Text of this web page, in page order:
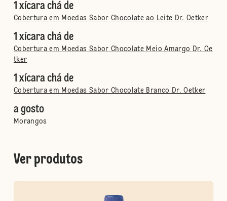
1 xícara chá de
Cobertura em Moedas Sabor Chocolate ao Leite Dr. Oetker
1 xícara chá de
Cobertura em Moedas Sabor Chocolate Meio Amargo Dr. Oe
tker
1 xícara chá de
Cobertura em Moedas Sabor Chocolate Branco Dr. Oetker
a gosto
Morangos
Ver produtos